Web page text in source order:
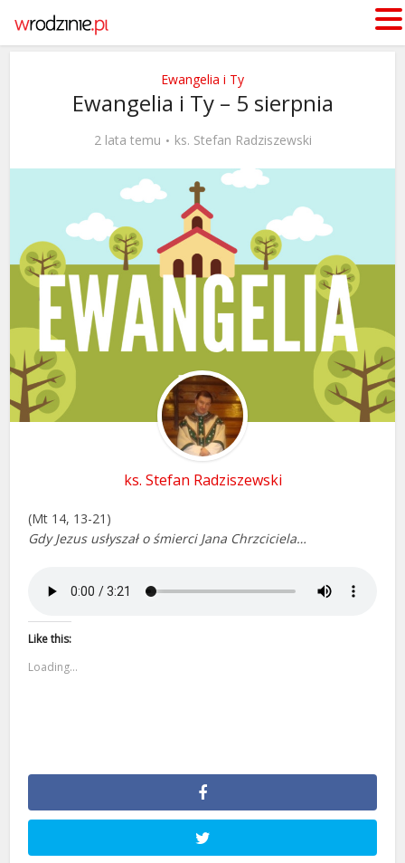
Ewangelia i Ty
Ewangelia i Ty – 5 sierpnia
2 lata temu ks. Stefan Radziszewski
ks. Stefan Radziszewski
(Mt 14, 13-21)
Gdy Jezus usłyszał o śmierci Jana Chrzciciela…
Like this:
Loading...